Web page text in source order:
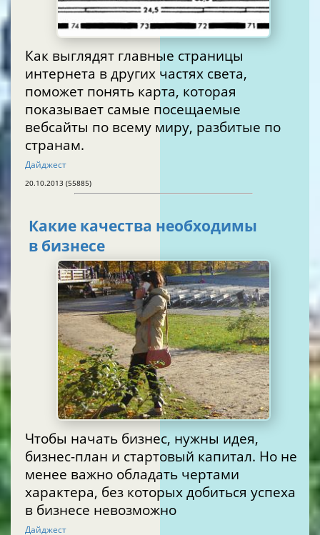
Как выглядят главные страницы
интернета в других частях света,
поможет понять карта, которая
показывает самые посещаемые
вебсайты по всему миру, разбитые по
странам.
Дайджест
20.10.2013 (55885)
Какие качества необходимы
в бизнесе
Чтобы начать бизнес, нужны идея,
бизнес-план и стартовый капитал. Но не
менее важно обладать чертами
характера, без которых добиться успеха
в бизнесе невозможно
Дайджест